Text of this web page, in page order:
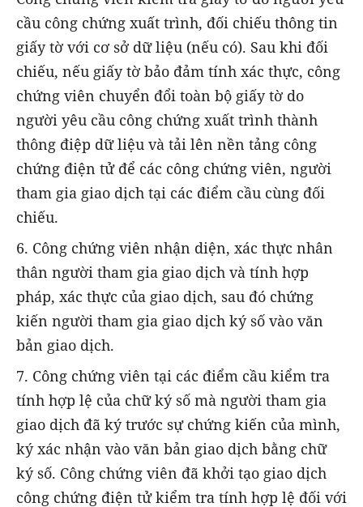
cầu công chứng xuất trình, đối chiếu thông tin
giấy tờ với cơ sở dữ liệu (nếu có). Sau khi đối
chiếu, nếu giấy tờ bảo đảm tính xác thực, công
chứng viên chuyển đổi toàn bộ giấy tờ do
người yêu cầu công chứng xuất trình thành
thông điệp dữ liệu và tải lên nền tảng công
chứng điện tử để các công chứng viên, người
tham gia giao dịch tại các điểm cầu cùng đối
chiếu.
6. Công chứng viên nhận diện, xác thực nhân
thân người tham gia giao dịch và tính hợp
pháp, xác thực của giao dịch, sau đó chứng
kiến người tham gia giao dịch ký số vào văn
bản giao dịch.
7. Công chứng viên tại các điểm cầu kiểm tra
tính hợp lệ của chữ ký số mà người tham gia
giao dịch đã ký trước sự chứng kiến của mình,
ký xác nhận vào văn bản giao dịch bằng chữ
ký số. Công chứng viên đã khởi tạo giao dịch
công chứng điện tử kiểm tra tính hợp lệ đối với